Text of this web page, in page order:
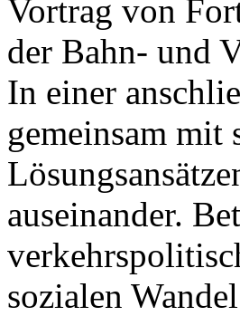
Vortrag von
der Bahn- und
In einer
gemeinsam mit
auseinander.
sozialen